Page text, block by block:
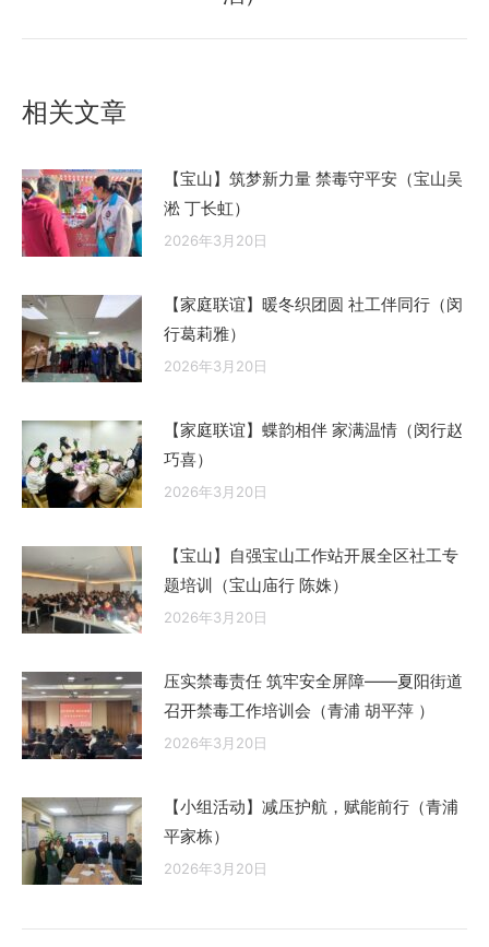
来
的
相关文章
【宝山】筑梦新力量 禁毒守平安（宝山吴
淞 丁长虹）
2026年3月20日
【家庭联谊】暖冬织团圆 社工伴同行（闵
行葛莉雅）
2026年3月20日
【家庭联谊】蝶韵相伴 家满温情（闵行赵
巧喜）
2026年3月20日
【宝山】自强宝山工作站开展全区社工专
题培训（宝山庙行 陈姝）
2026年3月20日
压实禁毒责任 筑牢安全屏障——夏阳街道
召开禁毒工作培训会（青浦 胡平萍 ）
2026年3月20日
【小组活动】减压护航，赋能前行（青浦
平家栋）
2026年3月20日